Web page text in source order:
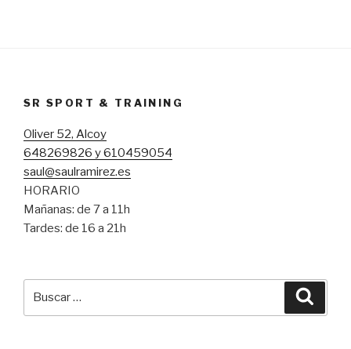
SR SPORT & TRAINING
Oliver 52, Alcoy
648269826 y 610459054
saul@saulramirez.es
HORARIO
Mañanas: de 7 a 11h
Tardes: de 16 a 21h